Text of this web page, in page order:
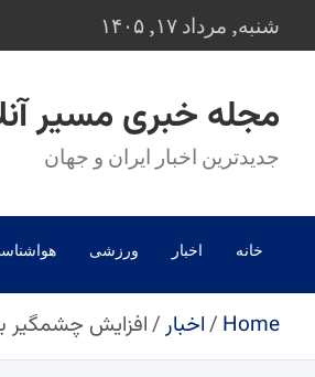
to
شنبه, مرداد ۱۷, ۱۴۰۵
مجله خبری مسیر
جدیدترین اخبار ایران و جهان
خانه اخبار ورزشی
Home اخبار افزایش چشمگیر